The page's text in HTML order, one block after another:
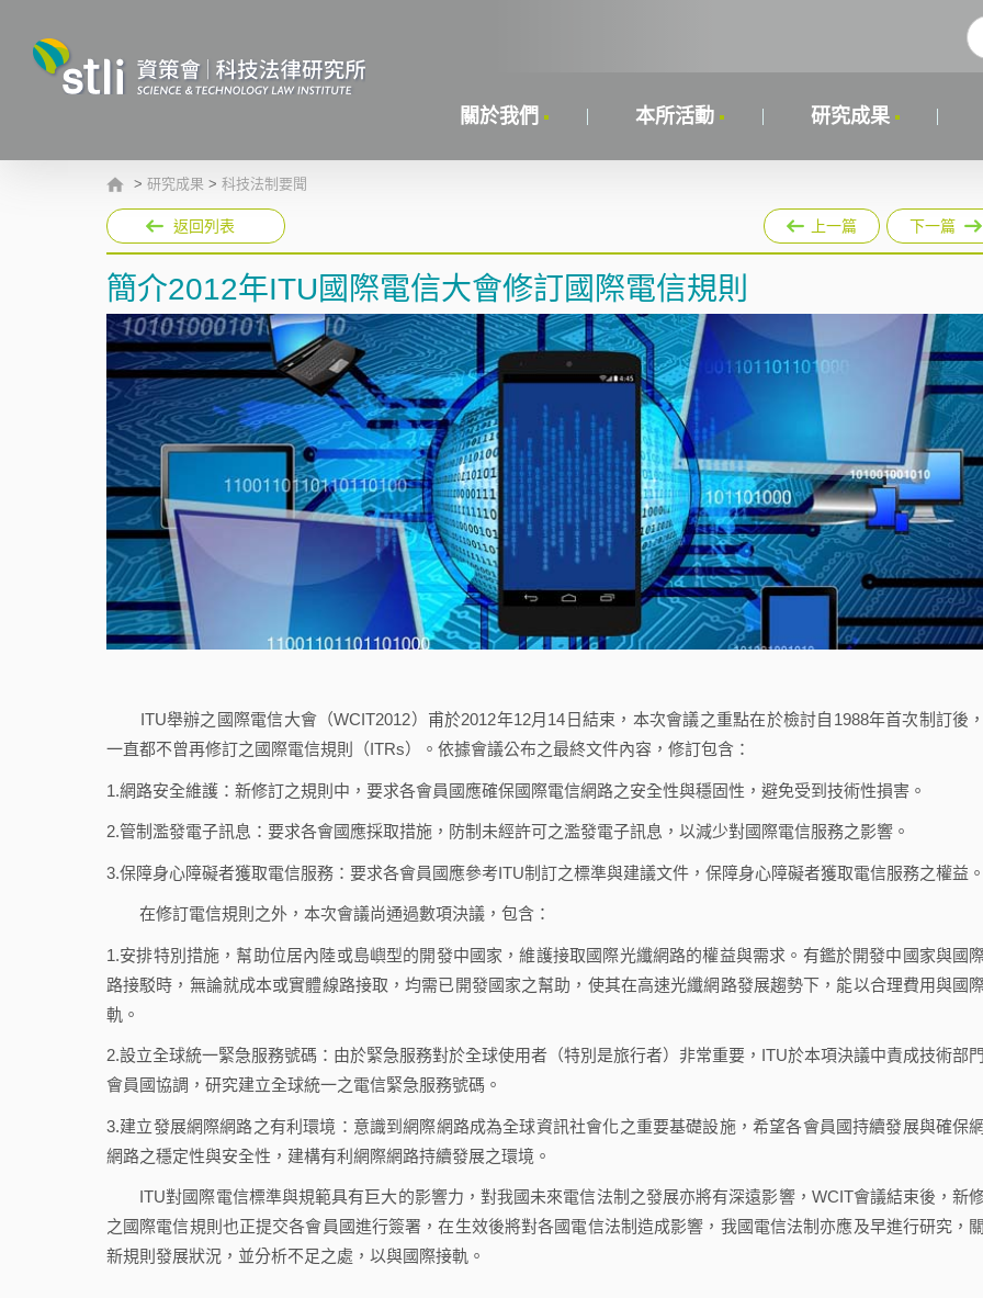
關於我們 本所活動 研究成果
> 研究成果 > 科技法制要聞
返回列表 上一篇 下一篇
簡介2012年ITU國際電信大會修訂國際電信規則
ITU舉辦之國際電信大會（WCIT2012）甫於2012年12月14日結束，本次會議之重點在於檢討自1988年首次制訂後
一直都不曾再修訂之國際電信規則（ITRs）。依據會議公布之最終文件內容，修訂包含：
1.網路安全維護：新修訂之規則中，要求各會員國應確保國際電信網路之安全性與穩固性，避免受到技術性損害。
2.管制濫發電子訊息：要求各會國應採取措施，防制未經許可之濫發電子訊息，以減少對國際電信服務之影響。
3.保障身心障礙者獲取電信服務：要求各會員國應參考ITU制訂之標準與建議文件，保障身心障礙者獲取電信服務之權益。
在修訂電信規則之外，本次會議尚通過數項決議，包含：
1.安排特別措施，幫助位居內陸或島嶼型的開發中國家，維護接取國際光纖網路的權益與需求。有鑑於開發中國家與國
路接駁時，無論就成本或實體線路接取，均需已開發國家之幫助，使其在高速光纖網路發展趨勢下，能以合理費用與國
軌。
2.設立全球統一緊急服務號碼：由於緊急服務對於全球使用者（特別是旅行者）非常重要，ITU於本項決議中責成技術部
會員國協調，研究建立全球統一之電信緊急服務號碼。
3.建立發展網際網路之有利環境：意識到網際網路成為全球資訊社會化之重要基礎設施，希望各會員國持續發展與確保
網路之穩定性與安全性，建構有利網際網路持續發展之環境。
ITU對國際電信標準與規範具有巨大的影響力，對我國未來電信法制之發展亦將有深遠影響，WCIT會議結束後，新
之國際電信規則也正提交各會員國進行簽署，在生效後將對各國電信法制造成影響，我國電信法制亦應及早進行研究，
新規則發展狀況，並分析不足之處，以與國際接軌。